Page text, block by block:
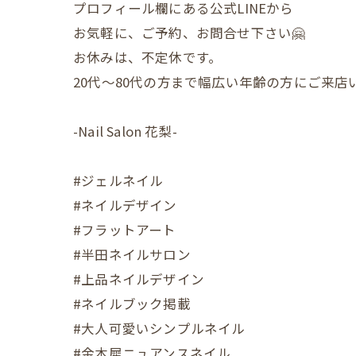
プロフィール欄にある公式LINEから
お気軽に、ご予約、お問合せ下さい🤗
お休みは、不定休です。
20代〜80代の方まで幅広い年齢の方にご来
-Nail Salon 花梨-
#ジェルネイル
#ネイルデザイン
#フラットアート
#半田ネイルサロン
#上品ネイルデザイン
#ネイルブック掲載
#大人可愛いシンプルネイル